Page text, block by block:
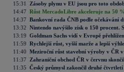
15:31
Zásoby plynu v EU jsou pro toto
14:47 Růst MercadoLibre akceleruje na 50
14:37 Bankovní rada ČNB podle očekávání
13:32 Nintendo navýšilo zisk o 150 procent.
13:19 Goldman Sachs vidí v Evropě
11:59 Rychlejší růst, vyšší marže a lepší
11:40 Meziroční růst stavební výroby v ČR
11:37
Zahraniční obchod ČR v červnu
11:35 Český průmysl zakončil druhé čtvrtletí